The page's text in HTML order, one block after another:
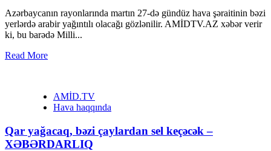
Azərbaycanın rayonlarında martın 27-də gündüz hava şəraitinin bəzi
yerlərdə arabir yağıntılı olacağı gözlənilir. AMİDTV.AZ xəbər verir
ki, bu barədə Milli...
Read More
AMİD.TV
Hava haqqında
Qar yağacaq, bəzi çaylardan sel keçəcək –
XƏBƏRDARLIQ